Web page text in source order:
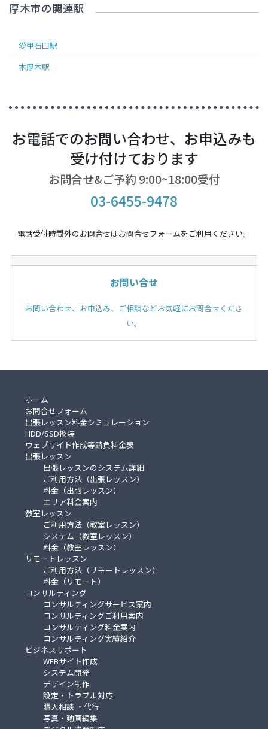
厚木市の関連駅
愛甲石田駅
本厚木駅
お電話でのお問い合わせ、お申込みも
受け付けております
お問合せ&ご予約 9:00~18:00受付
03-6455-9478
電話受付時間外のお問合せはお問合せフォームをご利用ください。
お問い合せ
お問い合わせ、お申込み、ご相談などお気軽にお問合せくださ
い。
ホーム
お問合せフォーム
出張レッスン料金シミュレーション
HDD/SSD換装
ウェブサイト作成等請負料金表
出張レッスン
出張レッスンのシステム詳細
ご利用方法（出張レッスン）
料金（出張レッスン）
エリア料金案内
教室レッスン
ご利用方法（教室レッスン）
システム（教室レッスン）
料金（教室レッスン）
リモートレッスン
ご利用方法（リモートレッスン）
料金（リモート）
コンサルティング
コンサルティングサービス案内
コンサルティングご利用案内
コンサルティング料金案内
コンサルティング実績紹介
ビジネスサポート
WEBサイト作成
システム開発
デザイン制作
設定・トラブル対応
購入相談 ・代行
写真・動画編集